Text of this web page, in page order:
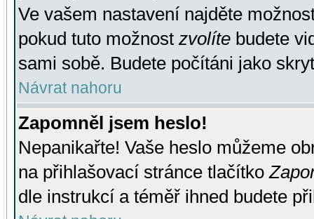
Ve vašem nastavení najděte
pokud tuto možnost zvolíte budete
sami sobě. Budete počítáni jako
Návrat nahoru
Zapomněl jsem heslo!
Nepanikařte! Vaše heslo můžeme
na přihlašovací stránce tlačítko
dle instrukcí a téměř ihned budete